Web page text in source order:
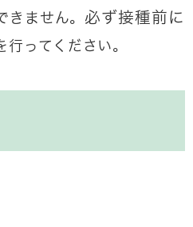
きません。 必ず接種前に
行ってください。